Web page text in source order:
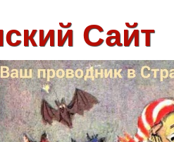
Сайт